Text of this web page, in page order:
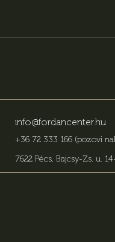
info@fordancenter.hu
+36 72 333 166 (pozovi
7622 Pécs, Bajcsy-Zs. u.